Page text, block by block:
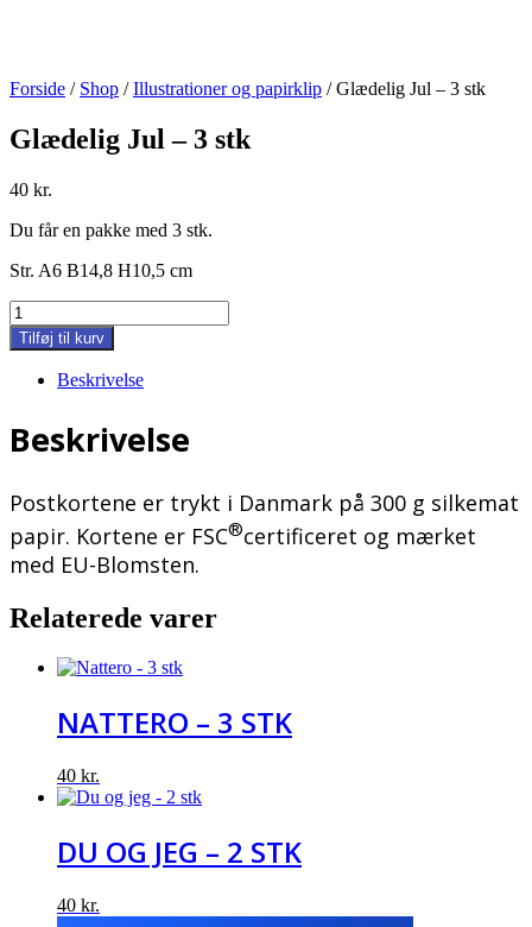
Forside / Shop /Illustrationer og papirklip / Glædelig Jul – 3 stk
Glædelig Jul – 3 stk
40 kr.
Du får en pakke med 3 stk.
Str. A6 B14,8 H10,5 cm
Glædelig
Jul
-
Tilføj til kurv
Beskrivelse
Beskrivelse
Postkortene er trykt i Danmark på 300 g silkemat
papir. Kortene er FSC®certificeret og mærket
med EU-Blomsten.
Relaterede varer
NATTERO – 3 STK
40 kr.
DU OG JEG – 2 STK
40 kr.